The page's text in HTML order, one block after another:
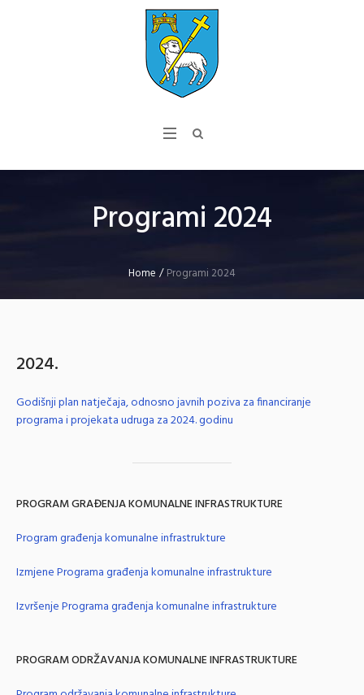
Programi 2024
Home /Programi 2024
2024.
Godišnji plan natječaja, odnosno javnih poziva za financiranje
programa i projekata udruga za 2024. godinu
PROGRAM GRAĐENJA KOMUNALNE INFRASTRUKTURE
Program građenja komunalne infrastrukture
Izmjene Programa građenja komunalne infrastrukture
Izvršenje Programa građenja komunalne infrastrukture
PROGRAM ODRŽAVANJA KOMUNALNE INFRASTRUKTURE